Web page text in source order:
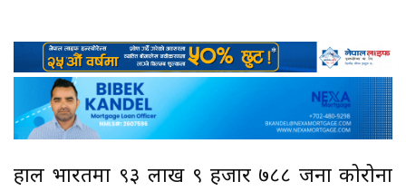
हाल भारतमा ९३ लाख ९ हजार ७८८ जना कोरोना